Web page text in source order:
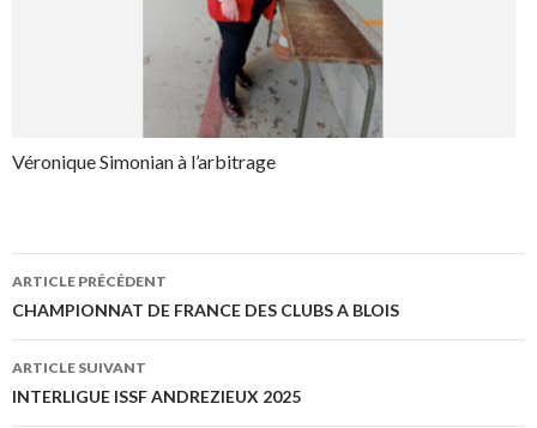
Véronique Simonian à l’arbitrage
Navigation
des
articles
ARTICLE PRÉCÉDENT
CHAMPIONNAT DE FRANCE DES CLUBS A BLOIS
ARTICLE SUIVANT
INTERLIGUE ISSF ANDREZIEUX 2025